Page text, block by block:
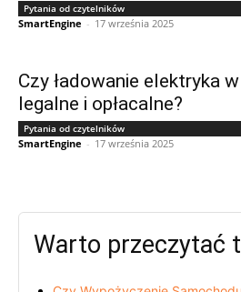
Pytania od czytelników
SmartEngine - 17 września 2025
Czy ładowanie elektryka
legalne i opłacalne?
Pytania od czytelników
SmartEngine - 17 września 2025
Warto przeczytać